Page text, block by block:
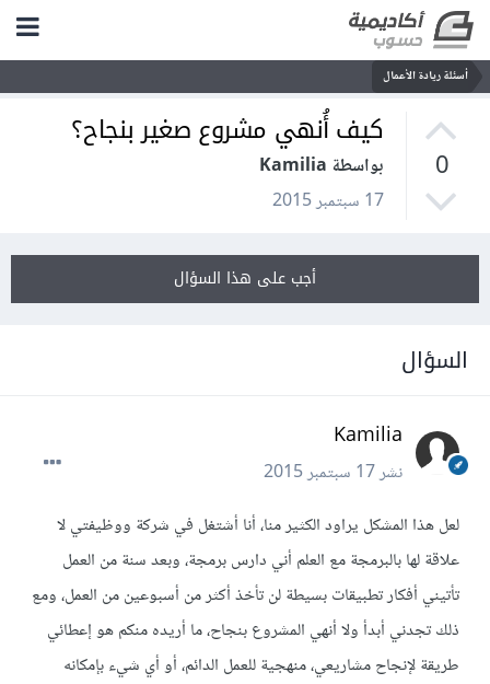
أسئلة ريادة الأعمال
0
كيف أُنهي مشروع صغير بنجاح؟
بواسطة Kamilia
17 سبتمبر 2015
أجب على هذا السؤال
السؤال
Kamilia
نشر17 سبتمبر 2015
لعل هذا المشكل يراود الكثير منا، أنا أشتغل في شركة ووظيفتي لا
علاقة لها بالبرمجة مع العلم أني دارس برمجة، وبعد سنة من العمل
تأتيني أفكار تطبيقات بسيطة لن تأخذ أكثر من أسبوعين من العمل، ومع
ذلك تجدني أبدأ ولا أنهي المشروع بنجاح، ما أريده منكم هو إعطائي
طريقة لإنجاح مشاريعي، منهجية للعمل الدائم، أو أي شيء بإمكانه